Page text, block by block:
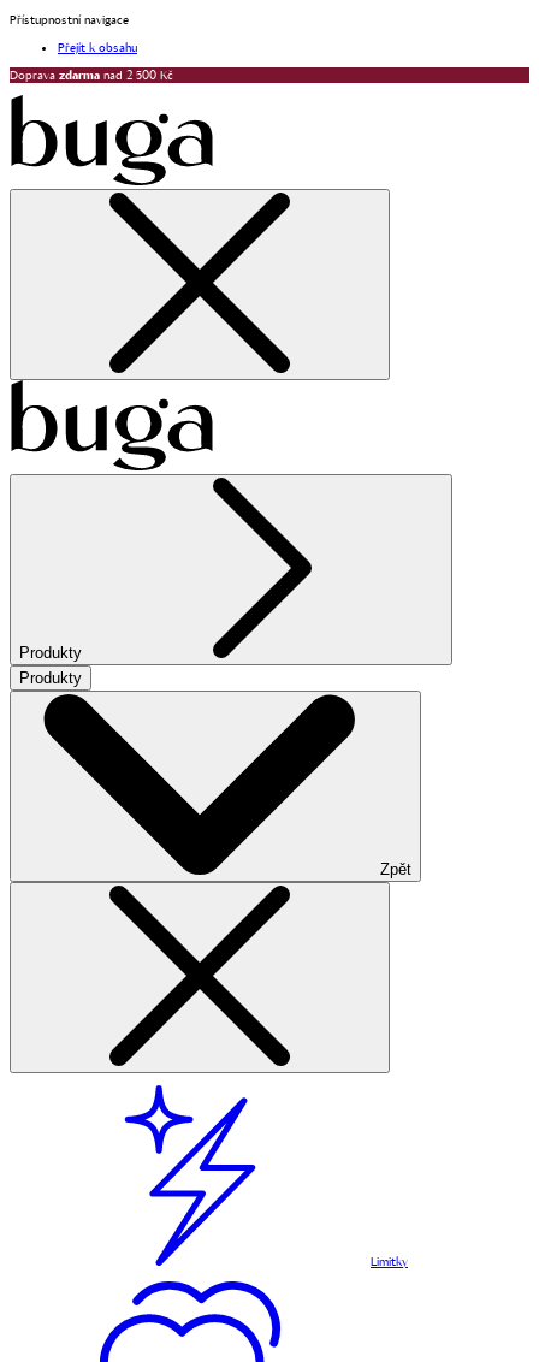
Přístupnostní navigace
Přejít k obsahu
Doprava zdarma nad 2 500 Kč
Produkty
Produkty
Zpět
Limitky